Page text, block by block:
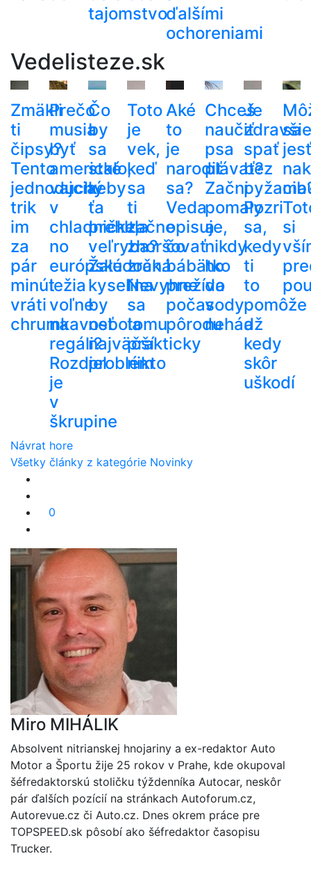
tajomstvoďalšími
ochoreniami
Vedelisteze.sk
Zmäkli
ti
čipsy?
Tento
jednoduchý
trik
im
za
pár
minút
vráti
chrumkavosť
Prečo
musia
byť
americké
vajcia
v
chladničke,
no
európske
ležia
voľne
na
regáli?
Rozdiel
je
v
škrupine
Čo
by
sa
stalo,
keby
ťa
prehltla
veľryba?
Žalúdočná
kyselina
by
nebola
najväčší
problém
Toto
je
vek,
keď
sa
ti
začne
zhoršovať
zrak.
Nevyhne
sa
tomu
prakticky
nikto
Aké
to
je
narodiť
sa?
Veda
opisuje,
čo
bábätko
prežíva
počas
pôrodu
Chceš
naučiť
psa
plávať?
Začni
pomaly
a
nikdy
ho
do
vody
nehádž
Je
zdravšie
spať
bez
Pozri
sa,
kedy
ti
to
pomôže
a
kedy
skôr
uškodí
sa
jesť
si
Návrat hore
Všetky články z kategórie Novinky
0
Miro MIHÁLIK
Absolvent nitrianskej hnojariny a ex-redaktor Auto
Motor a Športu žije 25 rokov v Prahe, kde okupoval
šéfredaktorskú stoličku týždenníka Autocar, neskôr
pár ďalších pozícií na stránkach Autoforum.cz,
Autorevue.cz či Auto.cz. Dnes okrem práce pre
TOPSPEED.sk pôsobí ako šéfredaktor časopisu
Trucker.